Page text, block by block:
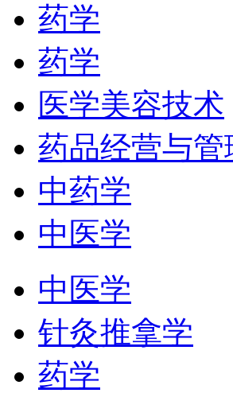
药学
药学
医学美容技术
药品经营与管
中药学
中医学
中医学
针灸推拿学
药学